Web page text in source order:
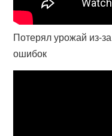
Потерял урожай из-
ошибок